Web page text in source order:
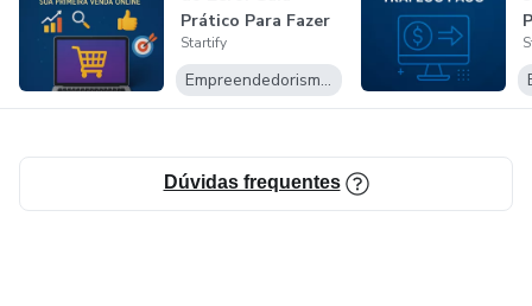
Prático Para Fazer
Sua Prime...
Startify
Empreendedorismo Digital
Dúvidas frequentes